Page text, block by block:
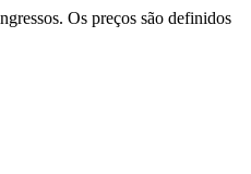
Os preços são definidos